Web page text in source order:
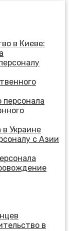
в Киеве:
персонала
Украине
с Азии
в